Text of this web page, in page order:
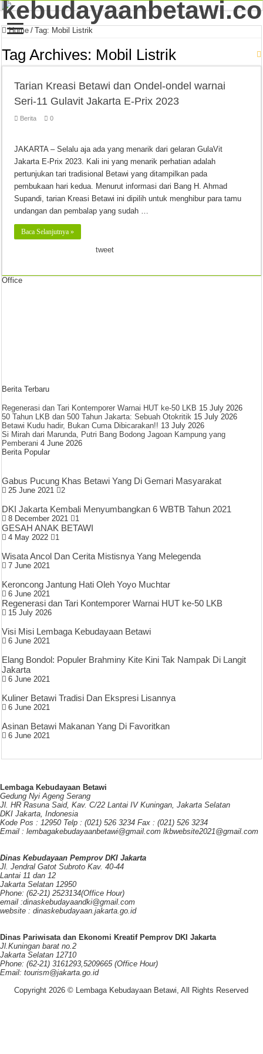
Home / Tag: Mobil Listrik
Tag Archives: Mobil Listrik
Tarian Kreasi Betawi dan Ondel-ondel warnai
Seri-11 Gulavit Jakarta E-Prix 2023
Berita 0
JAKARTA – Selalu aja ada yang menarik dari gelaran GulaVit
Jakarta E-Prix 2023. Kali ini yang menarik perhatian adalah
pertunjukan tari tradisional Betawi yang ditampilkan pada
pembukaan hari kedua. Menurut informasi dari Bang H. Ahmad
Supandi, tarian Kreasi Betawi ini dipilih untuk menghibur para tamu
undangan dan pembalap yang sudah …
Baca Selanjutnya »
tweet
Office
Berita Terbaru
Regenerasi dan Tari Kontemporer Warnai HUT ke-50 LKB 15 July 2026
50 Tahun LKB dan 500 Tahun Jakarta: Sebuah Otokritik 15 July 2026
Betawi Kudu hadir, Bukan Cuma Dibicarakan!! 13 July 2026
Si Mirah dari Marunda, Putri Bang Bodong Jagoan Kampung yang
Pemberani 4 June 2026
Berita Popular
Gabus Pucung Khas Betawi Yang Di Gemari Masyarakat
25 June 2021 2
DKI Jakarta Kembali Menyumbangkan 6 WBTB Tahun 2021
8 December 2021 1
GESAH ANAK BETAWI
4 May 2022 1
Wisata Ancol Dan Cerita Mistisnya Yang Melegenda
7 June 2021
Keroncong Jantung Hati Oleh Yoyo Muchtar
6 June 2021
Regenerasi dan Tari Kontemporer Warnai HUT ke-50 LKB
15 July 2026
Visi Misi Lembaga Kebudayaan Betawi
6 June 2021
Elang Bondol: Populer Brahminy Kite Kini Tak Nampak Di Langit
Jakarta
6 June 2021
Kuliner Betawi Tradisi Dan Ekspresi Lisannya
6 June 2021
Asinan Betawi Makanan Yang Di Favoritkan
6 June 2021
Lembaga Kebudayaan Betawi
Gedung Nyi Ageng Serang
Jl. HR Rasuna Said, Kav. C/22 Lantai IV Kuningan, Jakarta Selatan
DKI Jakarta, Indonesia
Kode Pos : 12950 Telp : (021) 526 3234 Fax : (021) 526 3234
Email : lembagakebudayaanbetawi@gmail.com lkbwebsite2021@gmail.com
Dinas Kebudayaan Pemprov DKI Jakarta
Jl. Jendral Gatot Subroto Kav. 40-44
Lantai 11 dan 12
Jakarta Selatan 12950
Phone: (62-21) 2523134(Office Hour)
email :dinaskebudayaandki@gmail.com
website : dinaskebudayaan.jakarta.go.id
Dinas Pariwisata dan Ekonomi Kreatif Pemprov DKI Jakarta
Jl.Kuningan barat no.2
Jakarta Selatan 12710
Phone: (62-21) 3161293,5209665 (Office Hour)
Email: tourism@jakarta.go.id
Copyright 2026 © Lembaga Kebudayaan Betawi, All Rights Reserved